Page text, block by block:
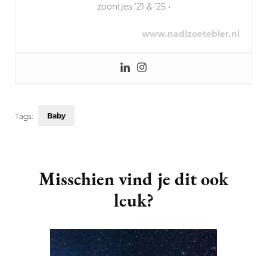
zoontjes ’21 & ’25 •
www.nadizoetebier.nl
Tags: Baby
Navigation
Misschien vind je dit ook
leuk?